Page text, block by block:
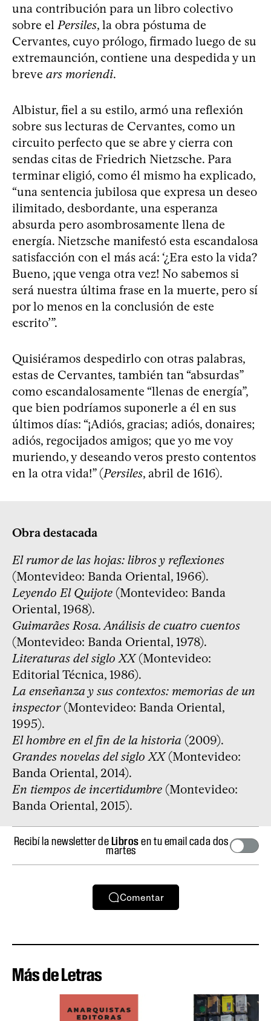
una contribución para un libro colectivo
sobre elPersiles, la obra póstuma de
Cervantes, cuyo prólogo, firmado luego de su
extremaunción, contiene una despedida y un
breve ars moriendi.
Albistur, fiel a su estilo, armó una reflexión
sobre sus lecturas de Cervantes, como un
circuito perfecto que se abre y cierra con
sendas citas de Friedrich Nietzsche. Para
terminar eligió, como él mismo ha explicado,
“una sentencia jubilosa que expresa un deseo
ilimitado, desbordante, una esperanza
absurda pero asombrosamente llena de
energía. Nietzsche manifestó esta escandalosa
satisfacción con el más acá: ‘¿Era esto la vida?
Bueno, ¡que venga otra vez! No sabemos si
será nuestra última frase en la muerte, pero sí
por lo menos en la conclusión de este
escrito’”.
Quisiéramos despedirlo con otras palabras,
estas de Cervantes, también tan “absurdas”
como escandalosamente “llenas de energía”,
que bien podríamos suponerle a él en sus
últimos días: “¡Adiós, gracias; adiós, donaires;
adiós, regocijados amigos; que yo me voy
muriendo, y deseando veros presto contentos
en la otra vida!” (Persiles, abril de 1616).
Obra destacada
El rumor de las hojas: libros y reflexiones
(Montevideo: Banda Oriental, 1966).
Leyendo El Quijote (Montevideo: Banda
Oriental, 1968).
Guimarães Rosa. Análisis de cuatro cuentos
(Montevideo: Banda Oriental, 1978).
Literaturas del siglo XX(Montevideo:
Editorial Técnica, 1986).
La enseñanza y sus contextos: memorias de un
inspector(Montevideo: Banda Oriental,
1995).
El hombre en el fin de la historia (2009).
Grandes novelas del siglo XX(Montevideo:
Banda Oriental, 2014).
En tiempos de incertidumbre (Montevideo:
Banda Oriental, 2015).
Recibí la newsletter deLibrosen tu email cada dos
martes
Comentar
Más de Letras